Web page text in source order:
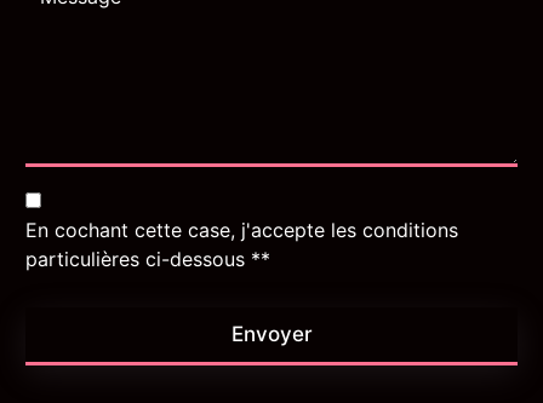
En cochant cette case, j'accepte les conditions
particulières ci-dessous **
Envoyer